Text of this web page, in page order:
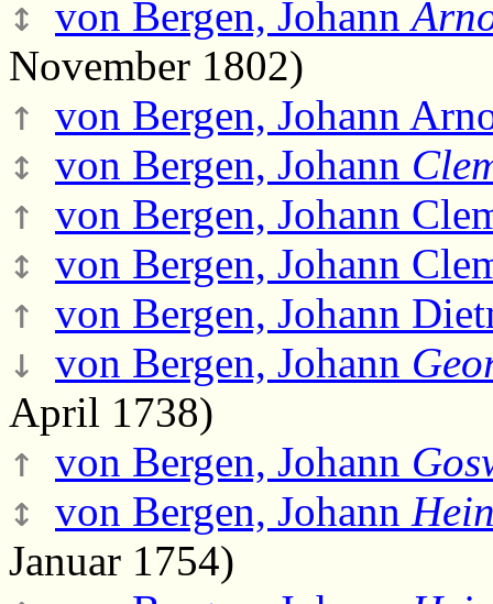
↕ von Bergen, Johann
November 1802)
↑ von Bergen, Johann
↕ von Bergen, Johann
↑ von Bergen, Johann
↕ von Bergen, Johann
↑ von Bergen, Johann
↓ von Bergen, Johann
April 1738)
↑ von Bergen, Johann
↕ von Bergen, Johann
Januar 1754)